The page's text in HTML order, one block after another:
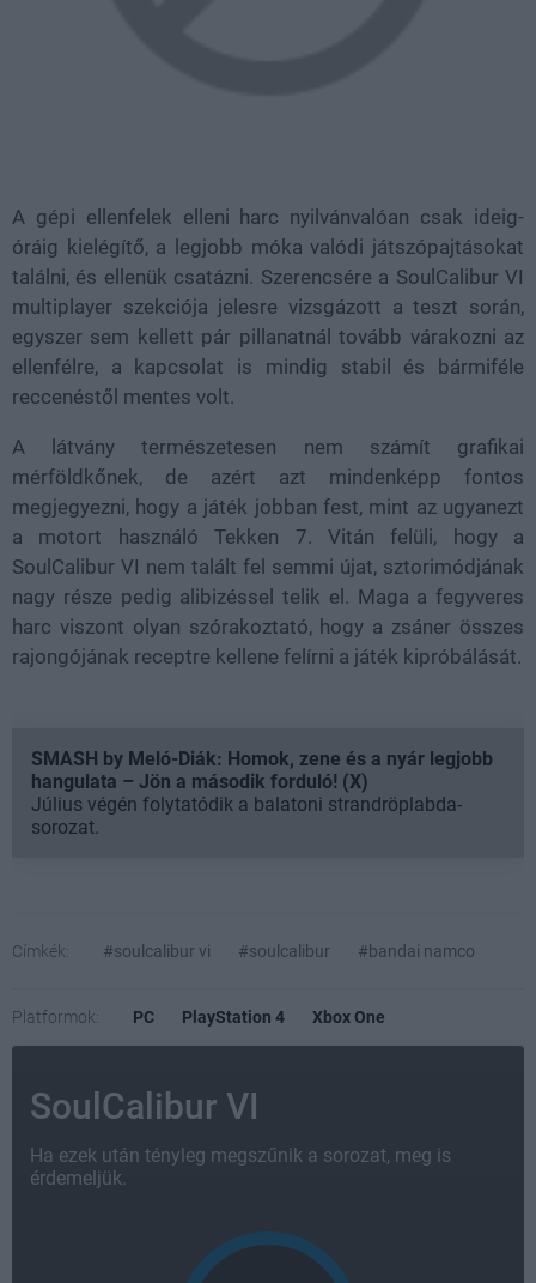
A gépi ellenfelek elleni harc nyilvánvalóan csak ideig-
óráig kielégítő, a legjobb móka valódi játszópajtásokat
találni, és ellenük csatázni. Szerencsére a SoulCalibur VI
multiplayer szekciója jelesre vizsgázott a teszt során,
egyszer sem kellett pár pillanatnál tovább várakozni az
ellenfélre, a kapcsolat is mindig stabil és bármiféle
reccenéstől mentes volt.
A látvány természetesen nem számít grafikai
mérföldkőnek, de azért azt mindenképp fontos
megjegyezni, hogy a játék jobban fest, mint az ugyanezt
a motort használó Tekken 7. Vitán felüli, hogy a
SoulCalibur VI nem talált fel semmi újat, sztorimódjának
nagy része pedig alibizéssel telik el. Maga a fegyveres
harc viszont olyan szórakoztató, hogy a zsáner összes
rajongójának receptre kellene felírni a játék kipróbálását.
SMASH by Meló-Diák: Homok, zene és a nyár legjobb
hangulata – Jön a második forduló! (X)
Július végén folytatódik a balatoni strandröplabda-
sorozat.
Címkék: #soulcalibur vi #soulcalibur #bandai namco
Platformok: PC PlayStation 4 Xbox One
SoulCalibur VI
Ha ezek után tényleg megszűnik a sorozat, meg is
érdemeljük.